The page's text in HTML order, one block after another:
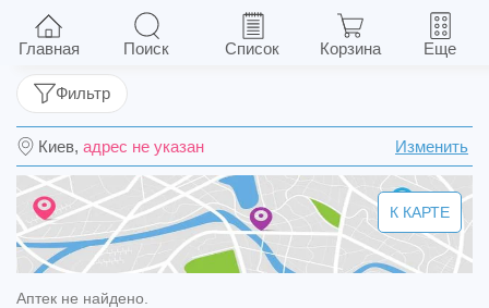
Роксера табл. п/о 20 мг №30 (10х3)
Киев, адрес не указан Изменить
Фильтр
К КАРТЕ
Аптек не найдено.
Главная Поиск Список Корзина Еще